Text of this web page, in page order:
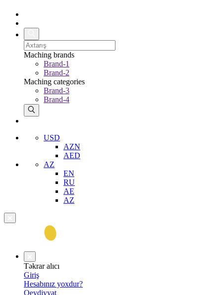
Maching brands
Brand-1
Brand-2
Maching categories
Brand-3
Brand-4
USD
AZN
AED
AZ
EN
RU
AE
AZ
Təkrar alıcı
Giriş
Hesabınız yoxdur?
Qeydiyyat